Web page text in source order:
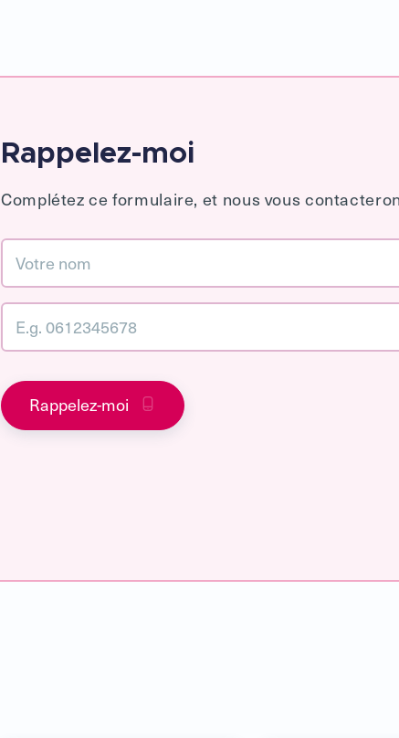
Rappelez-moi
Complétez ce formulaire, et nous vous
Rappelez-moi